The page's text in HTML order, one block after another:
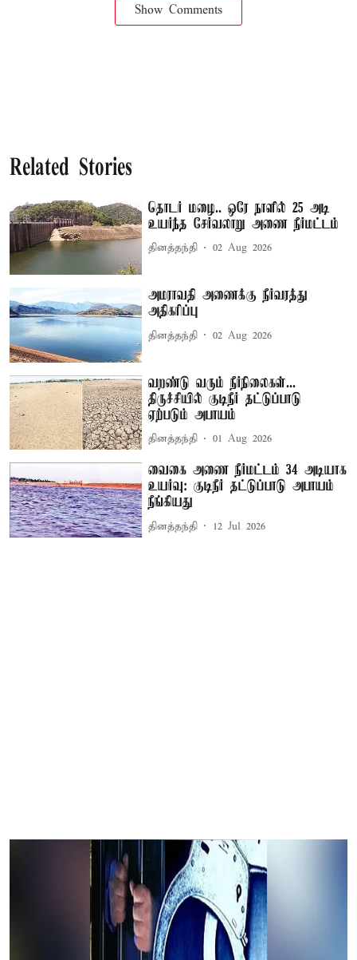
Show Comments
Related Stories
தொடர் மழை.. ஒரே நாளில் 25 அடி
உயர்ந்த சேர்வலாறு அணை நீர்மட்டம்
தினத்தந்தி 02 Aug 2026
அமராவதி அணைக்கு நீர்வரத்து
அதிகரிப்பு
தினத்தந்தி 02 Aug 2026
வறண்டு வரும் நீர்நிலைகள்...
திருச்சியில் குடிநீர் தட்டுப்பாடு
ஏற்படும் அபாயம்
தினத்தந்தி 01 Aug 2026
வைகை அணை நீர்மட்டம் 34 அடியாக
உயர்வு: குடிநீர் தட்டுப்பாடு அபாயம்
நீங்கியது
தினத்தந்தி 12 Jul 2026